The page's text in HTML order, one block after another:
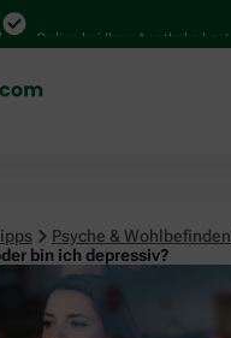
Online bei Ihrer Apotheke bestellen
Psyche & Wohlbefinden
bin ich depressiv?